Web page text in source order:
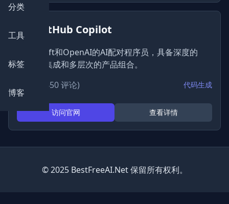
分类
工具
标签
博客
GitHub Copilot
Microsoft和OpenAI的AI配对程序员，具备深度的
GitHub集成和多层次的产品组合。
(450 评论) 代码生成
访问官网 查看详情
© 2025 BestFreeAI.Net 保留所有权利。